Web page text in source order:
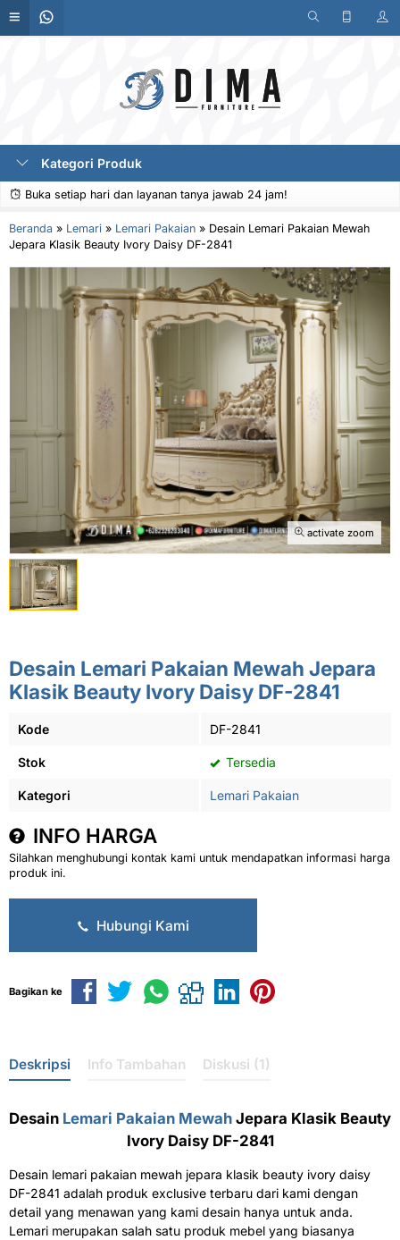
Kategori Produk
Buka setiap hari dan layanan tanya jawab 24 jam!
Beranda » Lemari » Lemari Pakaian » Desain Lemari Pakaian Mewah
Jepara Klasik Beauty Ivory Daisy DF-2841
activate zoom
Desain Lemari Pakaian Mewah Jepara
Klasik Beauty Ivory Daisy DF-2841
Kode DF-2841
Stok Tersedia
Kategori Lemari Pakaian
INFO HARGA
Silahkan menghubungi kontak kami untuk mendapatkan informasi harga
produk ini.
Hubungi Kami
Bagikan ke
Deskripsi Info Tambahan Diskusi (1)
Desain Lemari Pakaian Mewah Jepara Klasik Beauty
Ivory Daisy DF-2841
Desain lemari pakaian mewah jepara klasik beauty ivory daisy
DF-2841 adalah produk exclusive terbaru dari kami dengan
detail yang menawan yang kami desain hanya untuk anda.
Lemari merupakan salah satu produk mebel yang biasanya